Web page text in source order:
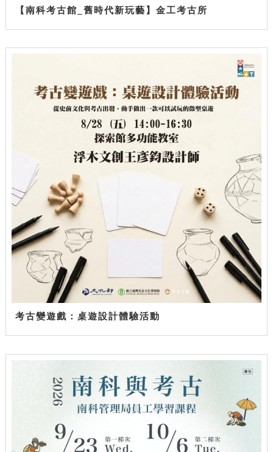
【南科考古館_舊時代新玩藝】金工考古所
考古變遊戲：桌遊設計體驗活動